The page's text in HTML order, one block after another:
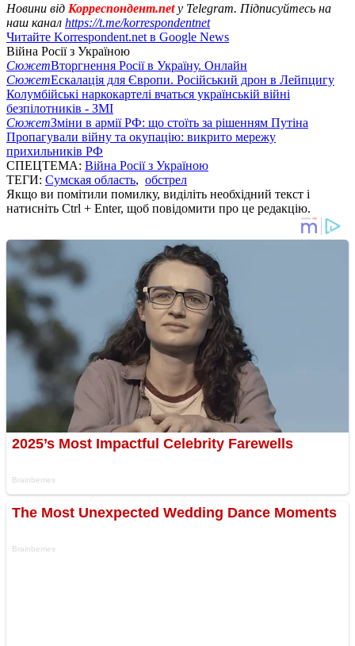
Новини від Корреспондент.netу Telegram. Підписуйтесь на
наш канал https://t.me/korrespondentnet
Читайте Korrespondent.net в Google News
Війна Росії з Україною
СюжетВторгнення Росії в Україну. Онлайн
СюжетЕскалація для Європи. Російський дрон в Лейпцигу
Колумбійські наркокартелі вчаться українській війні
безпілотників - ЗМІ
СюжетЗміни в армії РФ: що стоїть за рішенням Путіна
Пропагували війну та окупацію: викрито мережу
прихильників РФ
СПЕЦТЕМА: Війна Росії з Україною
ТЕГИ: Сумская область, обстрел
Якщо ви помітили помилку, виділіть необхідний текст і
натисніть Ctrl + Enter, щоб повідомити про це редакцію.